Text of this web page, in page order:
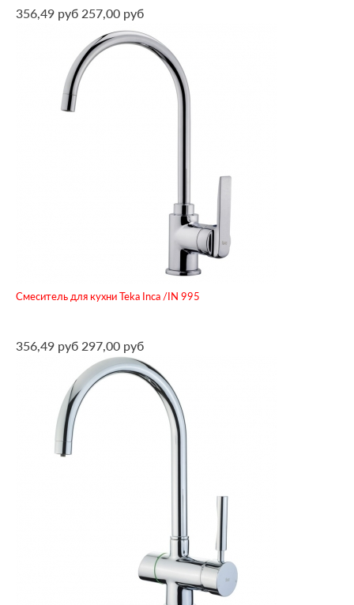
356,49 руб 257,00 руб
Смеситель для кухни Teka Inca /IN 995
356,49 руб 297,00 руб